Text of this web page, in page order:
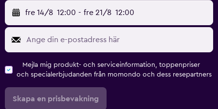
fre 14/8 12:00 - fre 21/8 12:00
Mejla mig produkt- och serviceinformation, toppenpriser
och specialerbjudanden från momondo och dess resepartners
Skapa en prisbevakning